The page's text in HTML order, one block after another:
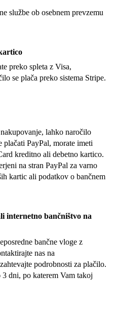
službe ob osebnem prevzemu
preko spleta z Visa,
se plača preko sistema Stripe.
lahko naročilo
plačati PayPal, morate imeti
kreditno ali debetno kartico.
na stran PayPal za varno
kartic ali podatkov o bančnem
internetno bančništvo na
bančne vloge z
nas na
podrobnosti za plačilo.
dni, po katerem Vam takoj